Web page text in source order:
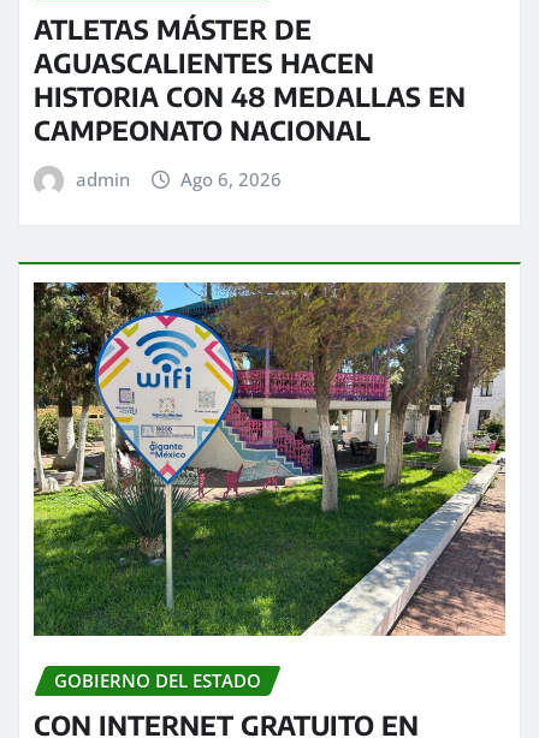
ATLETAS MÁSTER DE
AGUASCALIENTES HACEN
HISTORIA CON 48 MEDALLAS EN
CAMPEONATO NACIONAL
admin Ago 6, 2026
GOBIERNO DEL ESTADO
CON INTERNET GRATUITO EN